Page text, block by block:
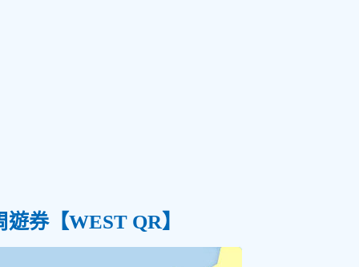
券【WEST QR】